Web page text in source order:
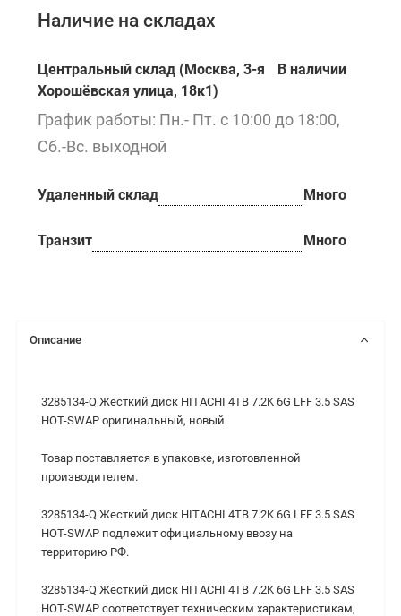
Наличие на складах
Центральный склад (Москва, 3-я
Хорошёвская улица, 18к1)
В наличии
График работы: Пн.- Пт. с 10:00 до 18:00,
Сб.-Вс. выходной
Удаленный склад Много
Транзит Много
Описание
3285134-Q Жесткий диск HITACHI 4TB 7.2K 6G LFF 3.5 SAS
HOT-SWAP оригинальный, новый.
Товар поставляется в упаковке, изготовленной
производителем.
3285134-Q Жесткий диск HITACHI 4TB 7.2K 6G LFF 3.5 SAS
HOT-SWAP подлежит официальному ввозу на
территорию РФ.
3285134-Q Жесткий диск HITACHI 4TB 7.2K 6G LFF 3.5 SAS
HOT-SWAP cоответствует техническим характеристикам,